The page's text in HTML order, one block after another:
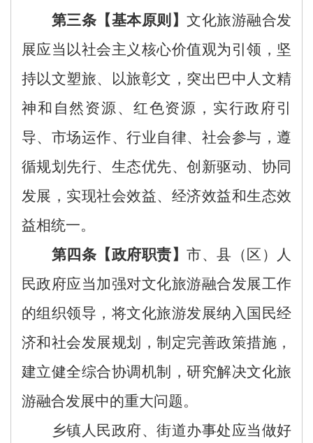
第三条【基本原则】文化旅游融合发
展应当 以社会主义核心价值观为引领 ， 坚
持以文塑旅、以旅彰文， 突出巴中人文精
神和自然资源、红色资源， 实行政府引
导、市场运作、行业自律、社会参与，遵
循规划先行、生态优先、创新驱动、协同
发展，实现社会效益、经济效益和生态效
益相统一。
第四条【政府职责】市、县 （区）
人
民政府应当加强对文化旅游融合发展工作
的组织领导，将文化旅游发展纳入国民经
济和社会发展规划，制定完善政策措施，
建立健全综合协调机制，研究解决文化旅
游融合发展中的重大问题。
乡镇人民政府、街道办事处应当做好